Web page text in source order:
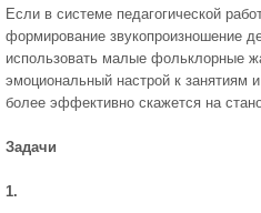
Если в системе педагогической
формирование звукопроизношение
использовать малые фольклорные
эмоциональный настрой к занятиям
более эффективно скажется на
Задачи
1.